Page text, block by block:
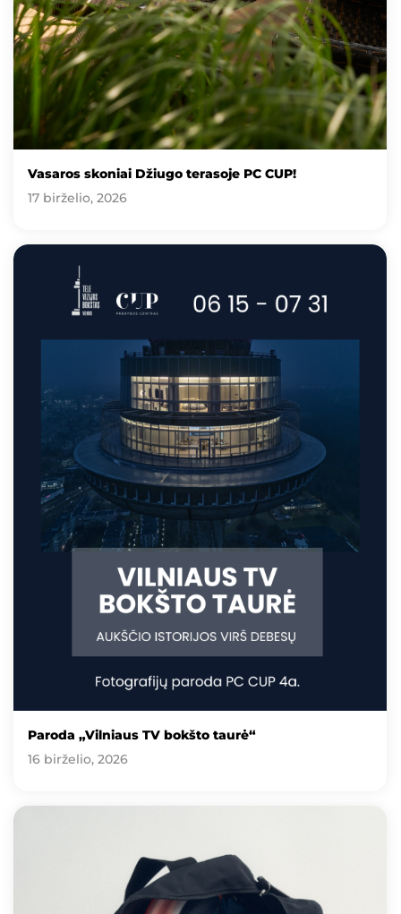
Vasaros skoniai Džiugo terasoje PC CUP!
17 birželio, 2026
Paroda „Vilniaus TV bokšto taurė“
16 birželio, 2026